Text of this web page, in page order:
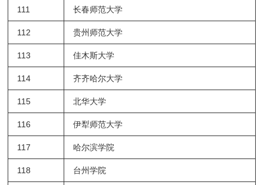
111 长春师范大学
112 贵州师范大学
113 佳木斯大学
114 齐齐哈尔大学
115 北华大学
116 伊犁师范大学
117 哈尔滨学院
118 台州学院